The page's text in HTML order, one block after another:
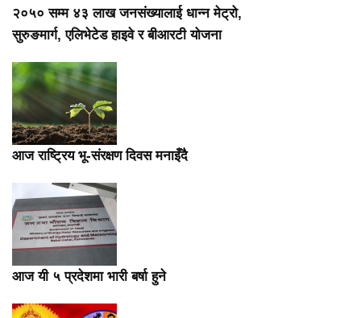
२०५० सम्म ४३ लाख जनसंख्यालाई धान्न मेट्रो,
सुरुङमार्ग, एलिभेटेड हाइवे र बीआरटी योजना
आज राष्ट्रिय भू-संरक्षण दिवस मनाइँदै
आज यी ५ प्रदेशमा भारी बर्षा हुने